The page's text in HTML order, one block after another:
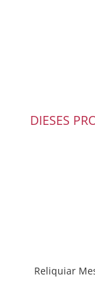
DIESES
Reliquiar